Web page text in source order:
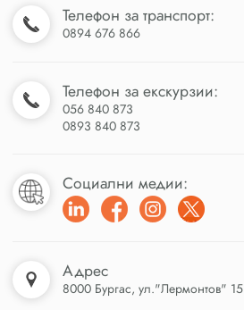
Телефон за транспорт:
0894 676 866
Телефон за екскурзии:
056 840 873
0893 840 873
Социални медии:
Адрес
8000 Бургас, ул."Лермонтов" 15